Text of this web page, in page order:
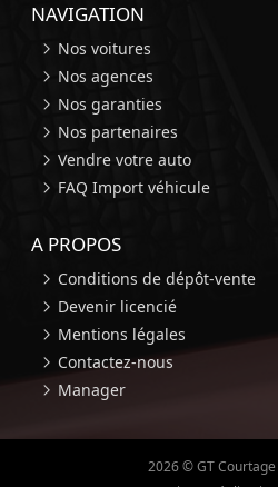
NAVIGATION
Nos voitures
Nos agences
Nos garanties
Nos partenaires
Vendre votre auto
FAQ Import véhicule
A PROPOS
Conditions de dépôt-vente
Devenir licencié
Mentions légales
Contactez-nous
Manager
2026 © GT